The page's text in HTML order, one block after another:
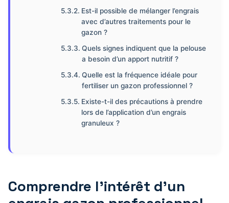
Est-il possible de mélanger l’engrais
avec d’autres traitements pour le
gazon ?
Quels signes indiquent que la pelouse
a besoin d’un apport nutritif ?
Quelle est la fréquence idéale pour
fertiliser un gazon professionnel ?
Existe-t-il des précautions à prendre
lors de l’application d’un engrais
granuleux ?
Comprendre l’intérêt d’un